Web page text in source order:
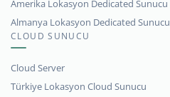
Amerika Lokasyon Dedicated Sunucu
Almanya Lokasyon Dedicated Sunucu
CLOUD SUNUCU
Cloud Server
Türkiye Lokasyon Cloud Sunucu